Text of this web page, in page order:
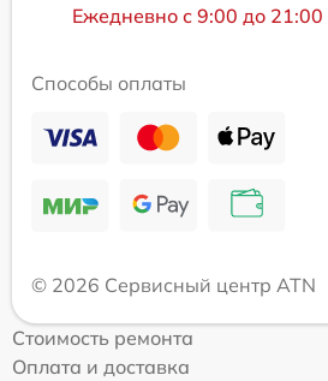
Ежедневно с 9:00 до 21:00
Способы оплаты
© 2026 Сервисный центр ATN
Стоимость ремонта
Оплата и доставка